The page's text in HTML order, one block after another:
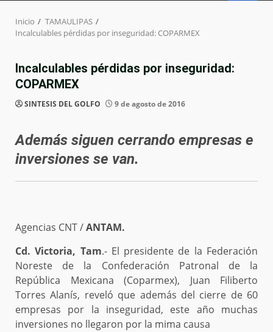
Inicio
TAMAULIPAS
Incalculables pérdidas por inseguridad: COPARMEX
Incalculables pérdidas por inseguridad:
COPARMEX
SINTESIS DEL GOLFO 9 de agosto de 2016
Además siguen cerrando empresas e
inversiones se van.
Agencias CNT /ANTAM.
Cd. Victoria, Tam.- El presidente de la Federación
Noreste de la Confederación Patronal de la
República Mexicana (Coparmex), Juan Filiberto
Torres Alanís, reveló que además del cierre de 60
empresas por la inseguridad, este año muchas
inversiones no llegaron por la mima causa